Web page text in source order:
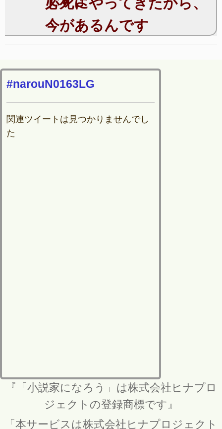
今があるんです
#narouN0163LG
関連ツイートは見つかりませんでし
た
『「小説家になろう」は株式会社ヒナプロ
ジェクトの登録商標です』
「本サービスは株式会社ヒナプロジェクト